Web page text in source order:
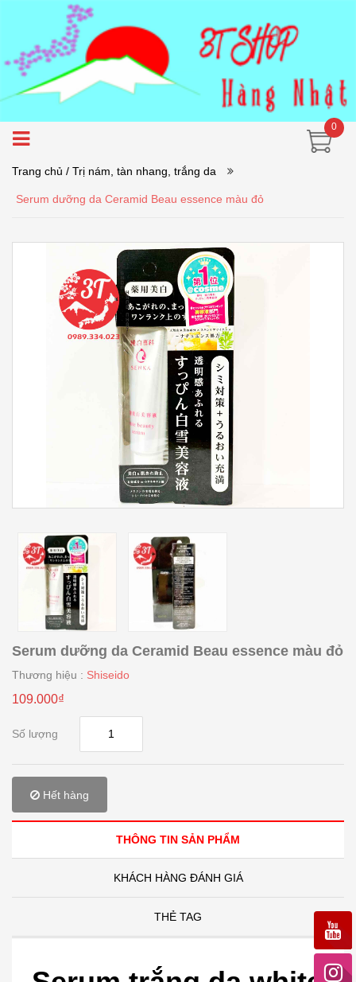
0
Trang chủ / Trị nám, tàn nhang, trắng da
Serum dưỡng da Ceramid Beau essence màu đỏ
Serum dưỡng da Ceramid Beau essence màu đỏ
Thương hiệu : Shiseido
109.000₫
Số lượng
Hết hàng
THÔNG TIN SẢN PHẨM
KHÁCH HÀNG ĐÁNH GIÁ
THẺ TAG